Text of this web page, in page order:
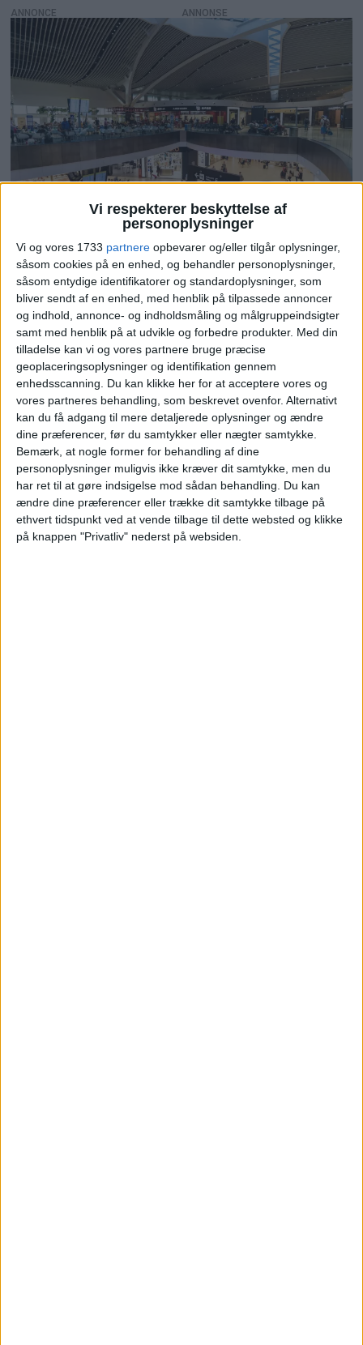
Vi respekterer beskyttelse af
personoplysninger
Vi og vores 1733 partnere opbevarer og/eller tilgår oplysninger,
såsom cookies på en enhed, og behandler personoplysninger,
såsom entydige identifikatorer og standardoplysninger, som
bliver sendt af en enhed, med henblik på tilpassede annoncer
og indhold, annonce- og indholdsmåling og målgruppeindsigter
samt med henblik på at udvikle og forbedre produkter. Med din
tilladelse kan vi og vores partnere bruge præcise
geoplaceringsoplysninger og identifikation gennem
enhedsscanning. Du kan klikke her for at acceptere vores og
vores partneres behandling, som beskrevet ovenfor. Alternativt
kan du få adgang til mere detaljerede oplysninger og ændre
dine præferencer, før du samtykker eller nægter samtykke.
Bemærk, at nogle former for behandling af dine
personoplysninger muligvis ikke kræver dit samtykke, men du
har ret til at gøre indsigelse mod sådan behandling.
Du kan
ændre dine præferencer eller trække dit samtykke tilbage på
ethvert tidspunkt ved at vende tilbage til dette websted og klikke
på knappen "Privatliv" nederst på websiden.
ANNONCE
Roms lufthavn
satser 9 milliarder
euro - skal være
klar til
jubilæumsåret
2033